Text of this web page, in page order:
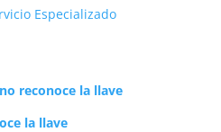
Especializado
reconoce la llave
la llave